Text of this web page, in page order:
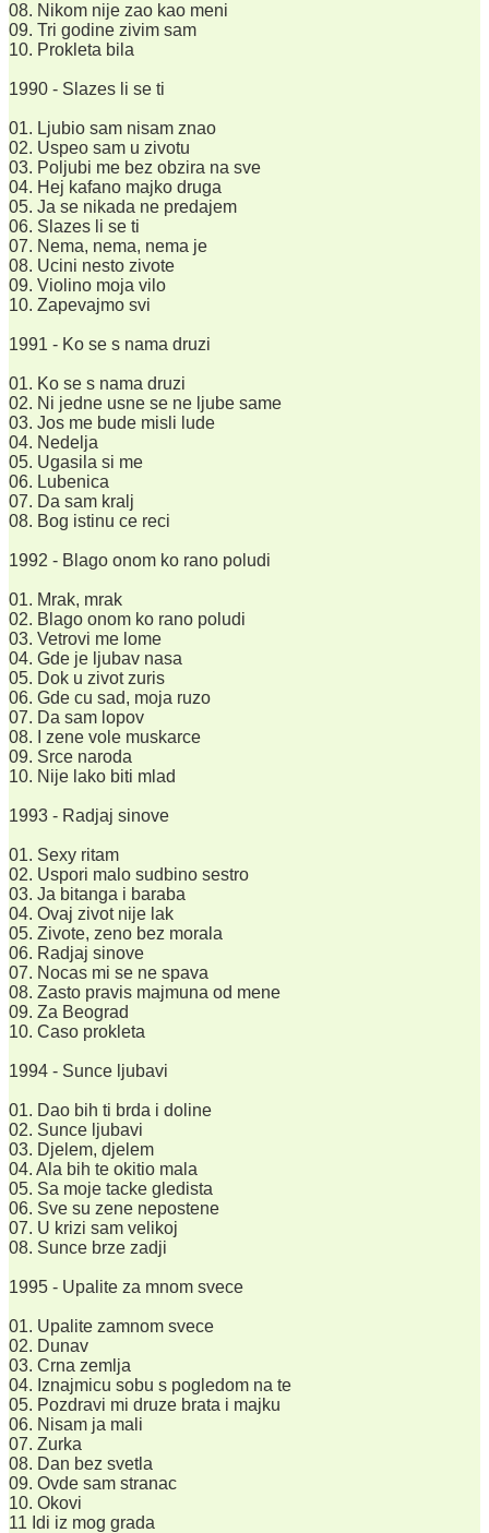
08. Nikom nije zao kao meni
09. Tri godine zivim sam
10. Prokleta bila
1990 - Slazes li se ti
01. Ljubio sam nisam znao
02. Uspeo sam u zivotu
03. Poljubi me bez obzira na sve
04. Hej kafano majko druga
05. Ja se nikada ne predajem
06. Slazes li se ti
07. Nema, nema, nema je
08. Ucini nesto zivote
09. Violino moja vilo
10. Zapevajmo svi
1991 - Ko se s nama druzi
01. Ko se s nama druzi
02. Ni jedne usne se ne ljube same
03. Jos me bude misli lude
04. Nedelja
05. Ugasila si me
06. Lubenica
07. Da sam kralj
08. Bog istinu ce reci
1992 - Blago onom ko rano poludi
01. Mrak, mrak
02. Blago onom ko rano poludi
03. Vetrovi me lome
04. Gde je ljubav nasa
05. Dok u zivot zuris
06. Gde cu sad, moja ruzo
07. Da sam lopov
08. I zene vole muskarce
09. Srce naroda
10. Nije lako biti mlad
1993 - Radjaj sinove
01. Sexy ritam
02. Uspori malo sudbino sestro
03. Ja bitanga i baraba
04. Ovaj zivot nije lak
05. Zivote, zeno bez morala
06. Radjaj sinove
07. Nocas mi se ne spava
08. Zasto pravis majmuna od mene
09. Za Beograd
10. Caso prokleta
1994 - Sunce ljubavi
01. Dao bih ti brda i doline
02. Sunce ljubavi
03. Djelem, djelem
04. Ala bih te okitio mala
05. Sa moje tacke gledista
06. Sve su zene nepostene
07. U krizi sam velikoj
08. Sunce brze zadji
1995 - Upalite za mnom svece
01. Upalite zamnom svece
02. Dunav
03. Crna zemlja
04. Iznajmicu sobu s pogledom na te
05. Pozdravi mi druze brata i majku
06. Nisam ja mali
07. Zurka
08. Dan bez svetla
09. Ovde sam stranac
10. Okovi
11 Idi iz mog grada